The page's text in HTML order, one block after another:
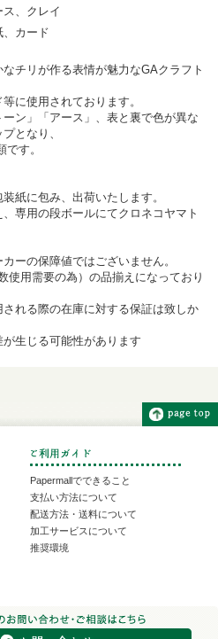
、クレイ
カード
チリが作る表情が魅力なGAクラフト
に使用されております。
ン」「アース」、表と裏で色が異な
となり、
す。
紙に包み、出荷いたします。
専用の段ボールにてクロネコヤマト
ーの保障値ではございません。
用需要の為）の品揃えになっており
れる際の在庫に対する保証は致しか
生じる可能性があります
Papermallでできること
支払い方法について
配送方法・送料について
加工サービスについて
推奨環境